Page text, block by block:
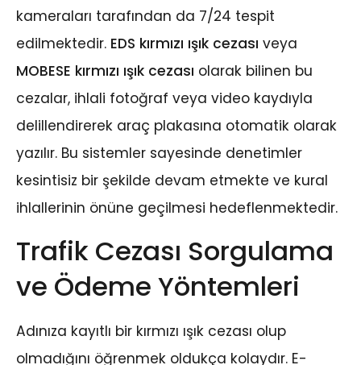
kameraları tarafından da 7/24 tespit
edilmektedir. EDS kırmızı ışık cezası veya
MOBESE kırmızı ışık cezası olarak bilinen bu
cezalar, ihlali fotoğraf veya video kaydıyla
delillendirerek araç plakasına otomatik olarak
yazılır. Bu sistemler sayesinde denetimler
kesintisiz bir şekilde devam etmekte ve kural
ihlallerinin önüne geçilmesi hedeflenmektedir.
Trafik Cezası Sorgulama
ve Ödeme Yöntemleri
Adınıza kayıtlı bir kırmızı ışık cezası olup
olmadığını öğrenmek oldukça kolaydır. E-